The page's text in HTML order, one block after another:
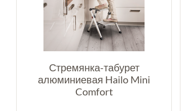
Стремянка-табурет
алюминиевая Hailo Mini
Comfort